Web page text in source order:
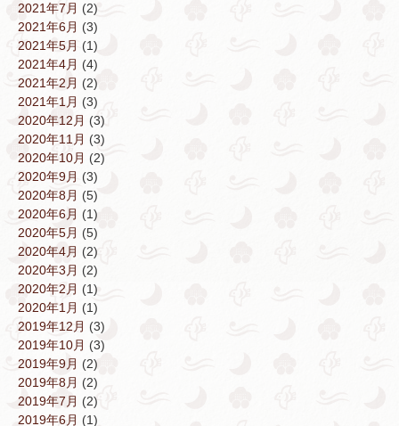
2021年7月 (2)
2021年6月 (3)
2021年5月 (1)
2021年4月 (4)
2021年2月 (2)
2021年1月 (3)
2020年12月 (3)
2020年11月 (3)
2020年10月 (2)
2020年9月 (3)
2020年8月 (5)
2020年6月 (1)
2020年5月 (5)
2020年4月 (2)
2020年3月 (2)
2020年2月 (1)
2020年1月 (1)
2019年12月 (3)
2019年10月 (3)
2019年9月 (2)
2019年8月 (2)
2019年7月 (2)
2019年6月 (1)